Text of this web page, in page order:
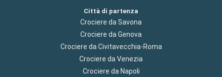
Città di partenza
Crociere da Savona
Crociere da Genova
Crociere da Civitavecchia-Roma
Crociere da Venezia
Crociere da Napoli